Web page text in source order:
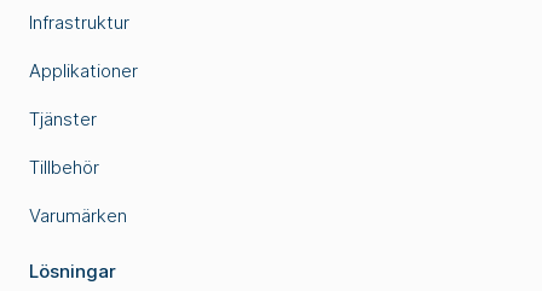
Infrastruktur
Applikationer
Tjänster
Tillbehör
Varumärken
Lösningar